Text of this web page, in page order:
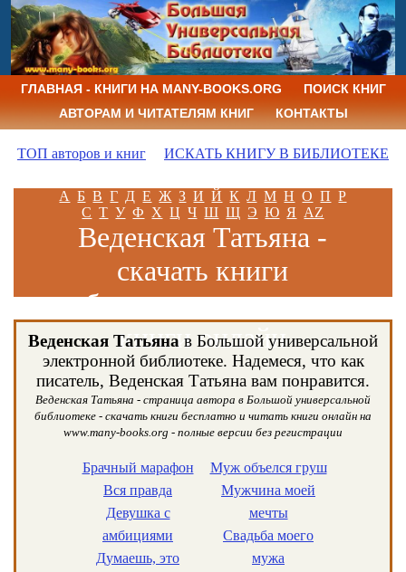
ГЛАВНАЯ - КНИГИ НА MANY-BOOKS.ORG
ПОИСК КНИГ
АВТОРАМ И ЧИТАТЕЛЯМ КНИГ
КОНТАКТЫ
ТОП авторов и книг ИСКАТЬ КНИГУ В БИБЛИОТЕКЕ
А Б В Г Д Е Ж З И Й К Л М Н О П Р
С Т У Ф Х Ц Ч Ш Щ Э Ю Я AZ
Веденская Татьяна -
скачать книги
бесплатно и читать
книги онлайн
Веденская Татьяна в Большой универсальной
электронной библиотеке. Надемеся, что как
писатель, Веденская Татьяна вам понравится.
Веденская Татьяна - страница автора в Большой универсальной
библиотеке - скачать книги бесплатно и читать книги онлайн на
www.many-books.org - полные версии без регистрации
Брачный марафон
Вся правда
Девушка с
амбициями
Думаешь, это
Муж объелся груш
Мужчина моей
мечты
Свадьба моего
мужа